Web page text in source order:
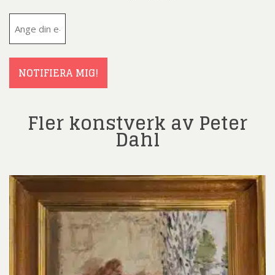
NOTIFIERA MIG!
Fler konstverk av Peter
Dahl